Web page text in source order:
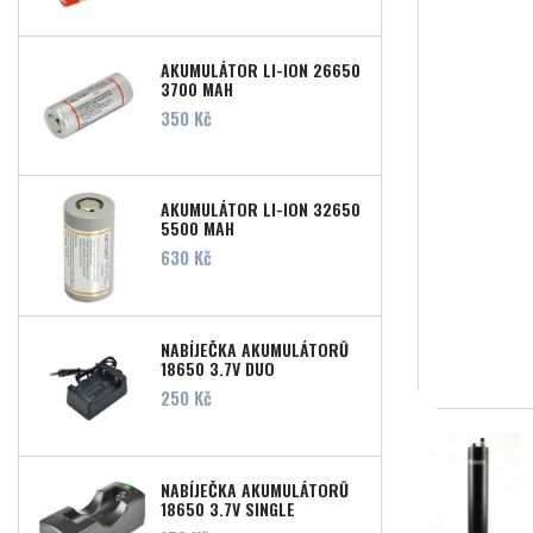
AKUMULÁTOR LI-ION 26650
3700 MAH
Cena
350 Kč
AKUMULÁTOR LI-ION 32650
5500 MAH
Cena
630 Kč
NABÍJEČKA AKUMULÁTORŮ
18650 3,7V DUO
Cena
250 Kč
NABÍJEČKA AKUMULÁTORŮ
18650 3,7V SINGLE